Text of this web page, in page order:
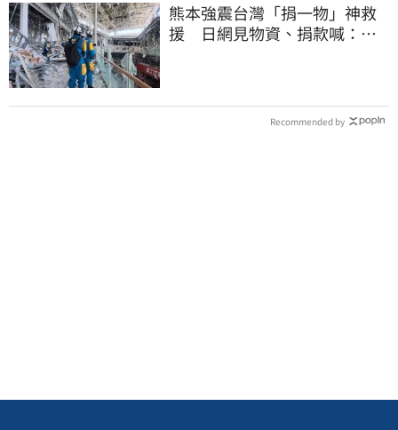
熊本強震台灣「捐一物」神救
援 日網見物資、捐款喊：給
Recommended by